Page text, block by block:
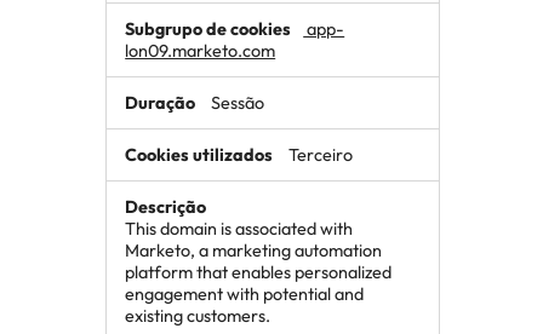
app-
lon09.marketo.com
Sessão
Terceiro
This domain is associated with
Marketo, a marketing automation
platform that enables personalized
engagement with potential and
existing customers.